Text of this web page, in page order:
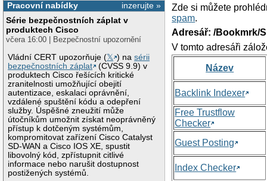
inzerujte »
Pracovní nabídky
Série bezpečnostních záplat v
produktech Cisco
včera 16:00 | Bezpečnostní upozornění
Vládní CERT upozorňuje (𝕏 ) nasérii
bezpečnostních záplat
(CVSS 9.9) v
produktech Cisco řešících kritické
zranitelnosti umožňující obejití
autentizace, eskalaci oprávnění,
vzdálené spuštění kódu a odepření
služby. Úspěšné zneužití může
útočníkům umožnit získat neoprávněný
přístup k dotčeným systémům,
kompromitovat zařízení Cisco Catalyst
SD-WAN a Cisco IOS XE, spustit
libovolný kód, zpřístupnit citlivé
informace nebo narušit dostupnost
postižených systémů.
Zde si můžete
spam.
Adresář: /Bookmrk/
V tomto adresáři
Název
Backlink Indexer
Free Trustflow
Checker
Guest Posting
Index Checker